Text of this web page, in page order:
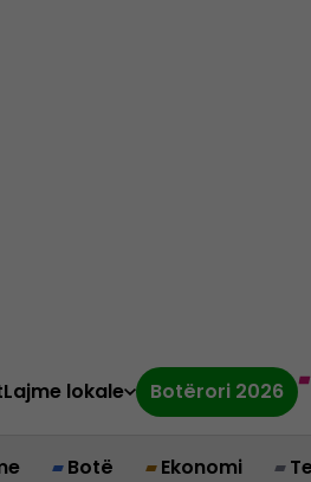
Lajme lokale Botërori 2026
Botë Ekonomi